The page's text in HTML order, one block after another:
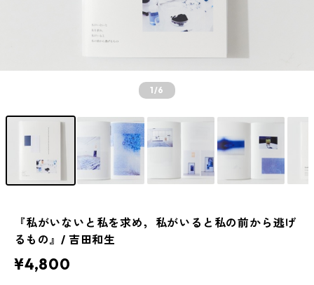
1/6
『私がいないと私を求め，私がいると私の前から逃げ
るもの』/ 吉田和生
¥4,800